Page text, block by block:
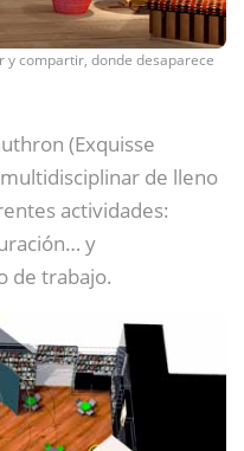
y compartir, donde desaparece
(Exquisse
de lleno
actividades:
y
de trabajo.